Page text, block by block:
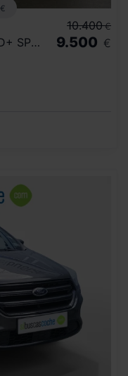
€
1.0 ECOBOOST A S S 125 TREND+ SPORTBREAK
10.400 €
9.500 €